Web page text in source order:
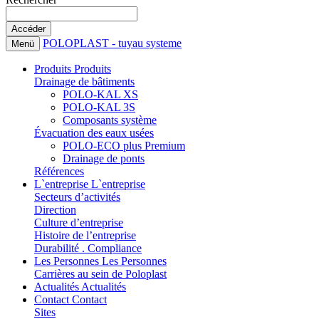
Menü POLOPLAST - tuyau systeme
Produits Produits
Drainage de bâtiments
POLO-KAL XS
POLO-KAL 3S
Composants système
Évacuation des eaux usées
POLO-ECO plus Premium
Drainage de ponts
Références
L`entreprise L`entreprise
Secteurs d’activités
Direction
Culture d’entreprise
Histoire de l’entreprise
Durabilité . Compliance
Les Personnes Les Personnes
Carrières au sein de Poloplast
Actualités Actualités
Contact Contact
Sites